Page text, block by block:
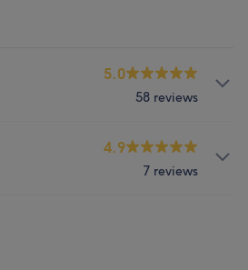
5.0
58 reviews
4.9
7 reviews